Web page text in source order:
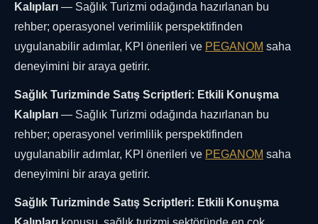
Kalıpları — Sağlık Turizmi odağında hazırlanan bu
rehber; operasyonel verimlilik perspektifinden
uygulanabilir adımlar, KPI önerileri ve PEGANOM saha
deneyimini bir araya getirir.
Sağlık Turizminde Satış Scriptleri: Etkili Konuşma
Kalıpları — Sağlık Turizmi odağında hazırlanan bu
rehber; operasyonel verimlilik perspektifinden
uygulanabilir adımlar, KPI önerileri ve PEGANOM saha
deneyimini bir araya getirir.
Sağlık Turizminde Satış Scriptleri: Etkili Konuşma